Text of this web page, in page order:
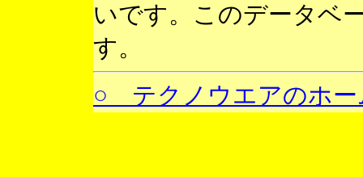
いです。このデータベ
す。
○ テクノウエアのホー